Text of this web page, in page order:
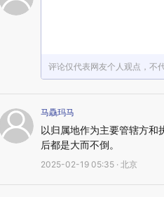
评论仅代表网友个人观点，不
马驫玛马
以归属地作为主要管辖方和
后都是大而不倒。
2025-02-19 05:35 · 北京